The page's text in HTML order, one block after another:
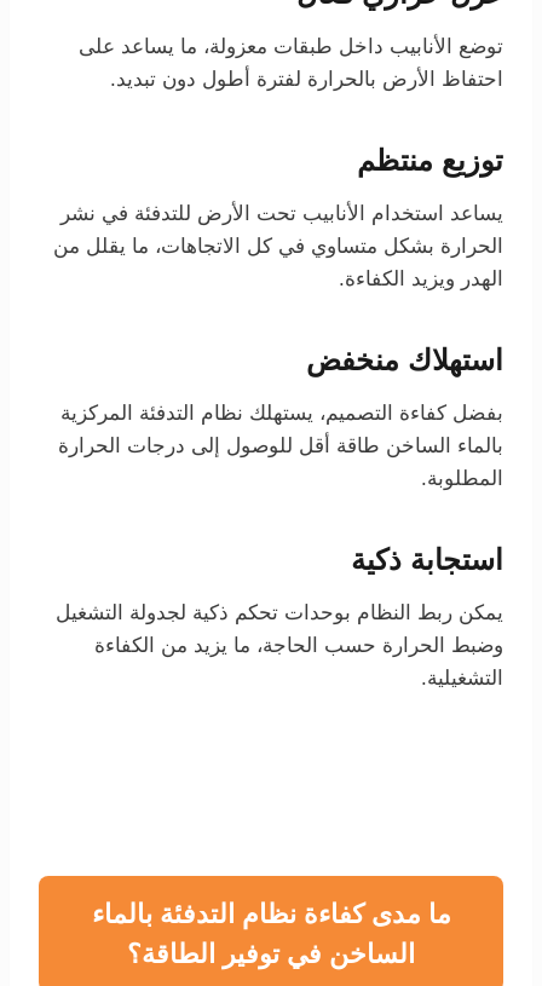
توضع الأنابيب داخل طبقات معزولة، ما يساعد على
احتفاظ الأرض بالحرارة لفترة أطول دون تبديد.
توزيع منتظم
يساعد استخدام الأنابيب تحت الأرض للتدفئة في نشر
الحرارة بشكل متساوي في كل الاتجاهات، ما يقلل من
الهدر ويزيد الكفاءة.
استهلاك منخفض
بفضل كفاءة التصميم، يستهلك نظام التدفئة المركزية
بالماء الساخن طاقة أقل للوصول إلى درجات الحرارة
المطلوبة.
استجابة ذكية
يمكن ربط النظام بوحدات تحكم ذكية لجدولة التشغيل
وضبط الحرارة حسب الحاجة، ما يزيد من الكفاءة
التشغيلية.
ما مدى كفاءة نظام التدفئة بالماء
الساخن في توفير الطاقة؟